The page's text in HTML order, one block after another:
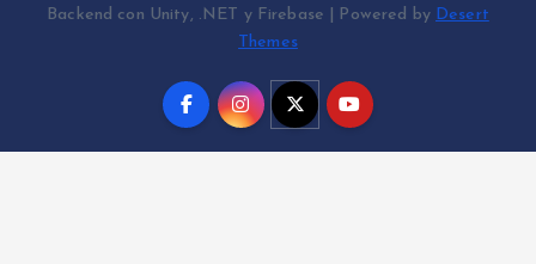
Backend con Unity, .NET y Firebase | Powered by Desert
Themes